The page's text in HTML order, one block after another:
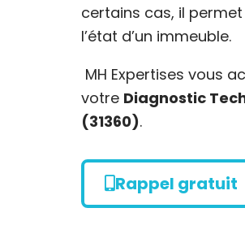
certains cas, il
l’état d’un immeuble.
MH Expertises vous
votre Diagnostic
(31360).
Rappel gratuit